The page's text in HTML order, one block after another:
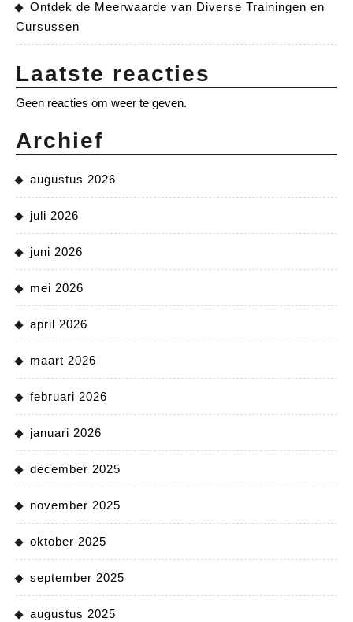
Ontdek de Meerwaarde van Diverse Trainingen en
Cursussen
Laatste reacties
Geen reacties om weer te geven.
Archief
augustus 2026
juli 2026
juni 2026
mei 2026
april 2026
maart 2026
februari 2026
januari 2026
december 2025
november 2025
oktober 2025
september 2025
augustus 2025